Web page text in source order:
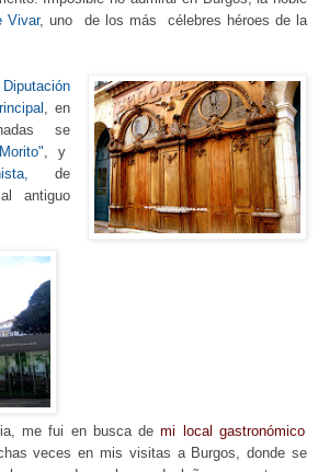
Vivar, uno de los más célebres héroes de la
Diputación
, en
se
, y
de
me fui en busca demi local gastronómico
veces en mis visitas a Burgos, donde se